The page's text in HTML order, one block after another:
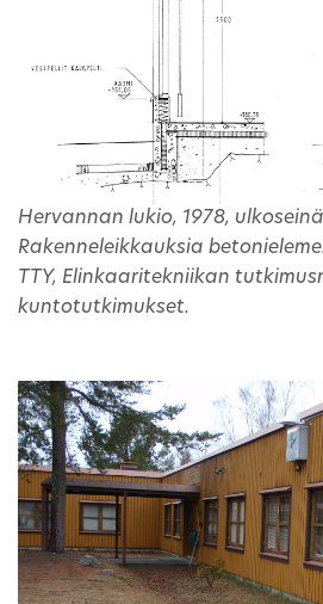
Hervannan lukio, 1978,
Rakenneleikkauksia
TTY, Elinkaaritekniikan
kuntotutkimukset.